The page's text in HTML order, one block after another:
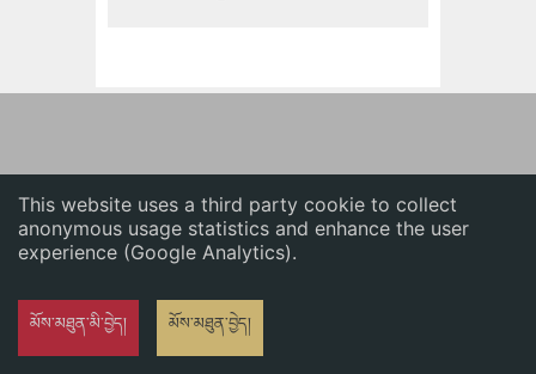
This website uses a third party cookie to collect
anonymous usage statistics and enhance the user
experience (Google Analytics).
མོས་མཐུན་མི་བྱེད། མོས་མཐུན་བྱེད།